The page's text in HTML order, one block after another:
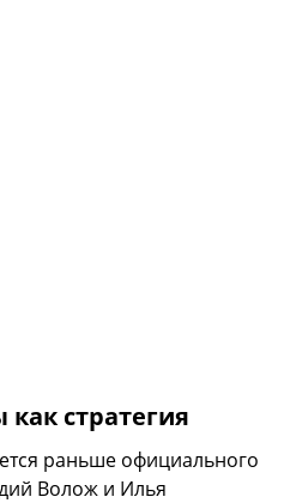
стратегия
раньше официального
Волож и Илья